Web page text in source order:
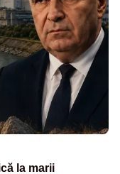
la marii